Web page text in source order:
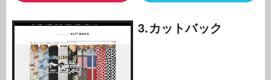
3.カットバック